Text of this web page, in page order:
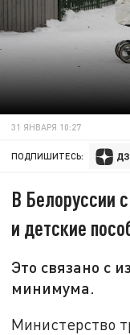
31 ЯНВАРЯ 10:27
ПОДПИШИТЕСЬ:
В Белоруссии
и детские
Это связано с
минимума.
Министерство